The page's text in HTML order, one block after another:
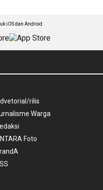
iOS dan Android
rilis
Warga
Foto